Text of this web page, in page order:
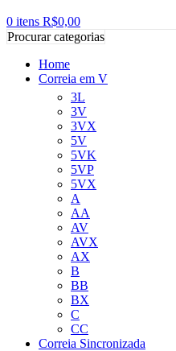
0 itens R$0,00
Procurar categorias
Home
Correia em V
3L
3V
3VX
5V
5VK
5VP
5VX
A
AA
AV
AVX
AX
B
BB
BX
C
CC
Correia Sincronizada